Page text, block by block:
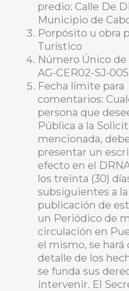
predio: Calle De
Municipio de
Porpósito u obra
Turístico
Número Único de
AG-CER02-SJ-
Fecha límite para
comentarios:
persona que
Pública a la
mencionada,
presentar un
efecto en el
los treinta (30)
subsiguientes a
publicación de
un Periódico de
circulación en
el mismo, se hará
detalle de los
se funda sus
intervenir. El